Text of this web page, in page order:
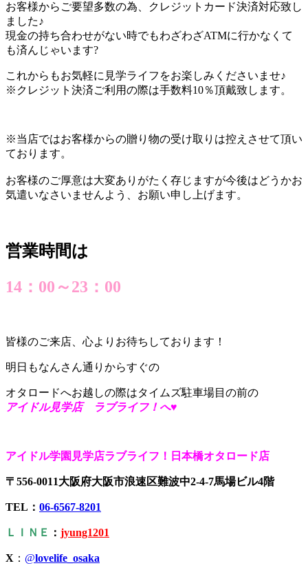
お客様からご要望多数の為、クレジットカード決済対応致し
ました♪
現金の持ち合わせがない時でもわざわざATMに行かなくて
も済んじゃいます?
これからもお気軽に見学ライフをお楽しみくださいませ♪
※クレジット決済ご利用の際は手数料10％頂戴致します。
※当店ではお客様からの贈り物の受け取りは控えさせて頂い
ております。
お客様のご厚意は大変ありがたく存じますが今後はどうかお
気遣いなさいませんよう、お願い申し上げます。
営業時間は
14：00～23：00
皆様のご来店、心よりお待ちしております！
明日もなんさん通りからすぐの
オタロードへお越しの際はタイムズ駐車場目の前の
アイドル見学店 ラブライフ！へ♥
アイドル学園見学店ラブライフ！日本橋オタロード店
〒556-0011大阪府大阪市浪速区難波中2-4-7馬場ビル4階
TEL： 06-6567-8201
ＬＩＮＥ ： jyung1201
X ： @lovelife_osaka